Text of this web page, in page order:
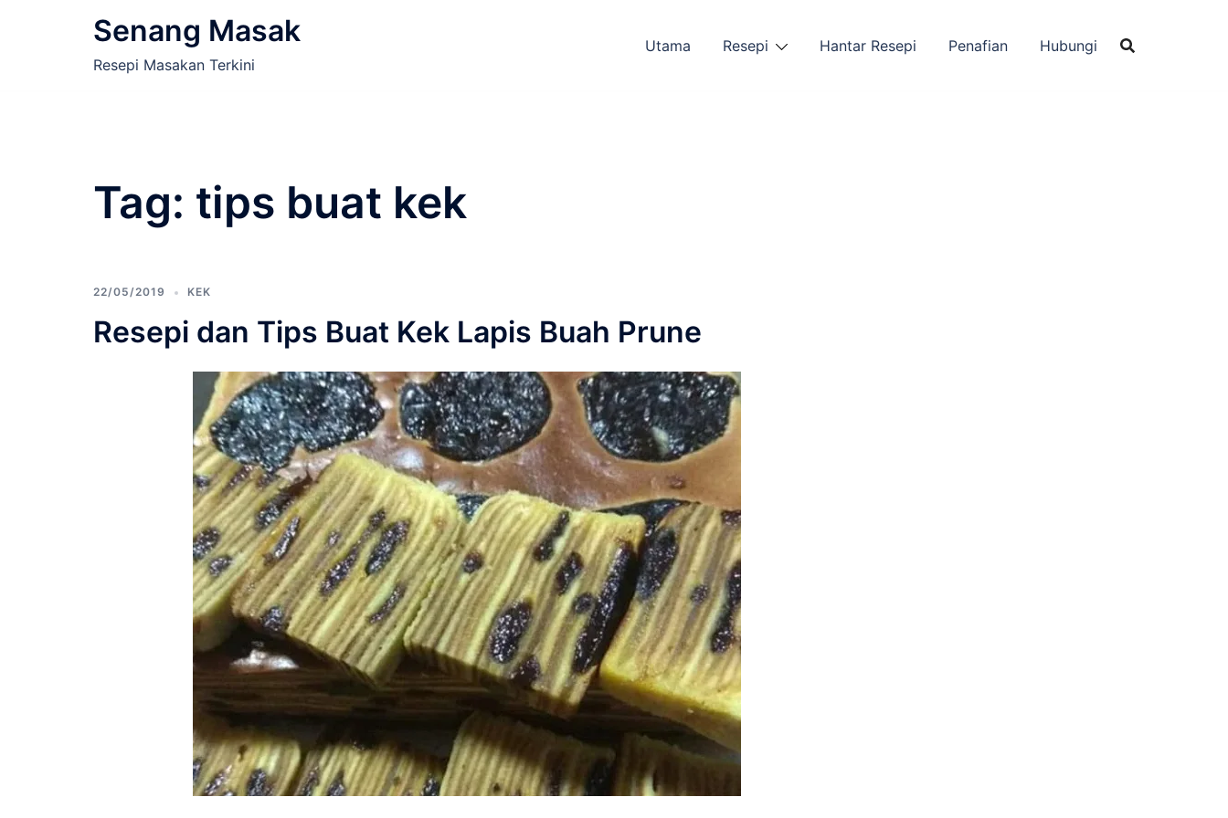
Senang Masak
Resepi Masakan Terkini
Utama Resepi Hantar Resepi Penafian Hubungi
Tag: tips buat kek
22/05/2019 KEK
Resepi dan Tips Buat Kek Lapis Buah Prune